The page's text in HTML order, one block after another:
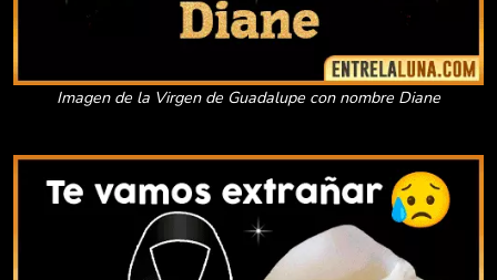
Imagen de la Virgen de Guadalupe con nombre Diane